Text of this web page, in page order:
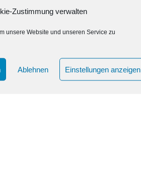
Zustimmung verwalten
unsere Website und unseren Service zu
Ablehnen Einstellungen anzeigen